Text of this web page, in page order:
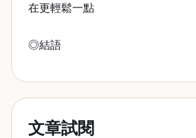
在更輕鬆一點
◎結語
文章試閱